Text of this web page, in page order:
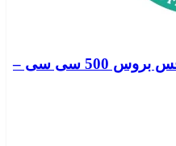
آبجو بدون الکل گیلاس فس بروس 500 سی سی –